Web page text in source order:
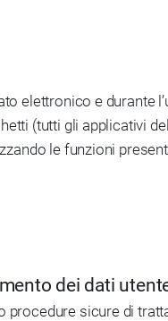
elettronico e durante
(tutti gli applicativi
le funzioni
dei dati
procedure sicure di